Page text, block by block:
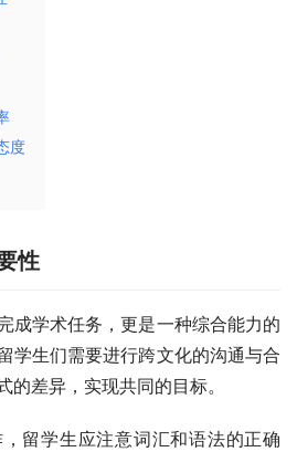
度
性
成学术任务，更是一种综合能力的
学生们需要进行跨文化的沟通与合
差异，实现共同的目标。
，留学生应注意词汇和语法的正确